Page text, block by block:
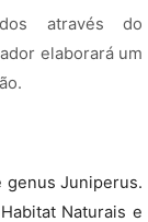
através do
elaborará um
genus Juniperus.
Naturais e